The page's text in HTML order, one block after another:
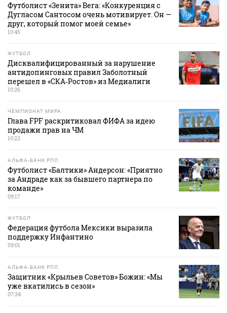
Футболист «Зенита» Вега: «Конкуренция с
Дугласом Сантосом очень мотивирует. Он —
друг, который помог моей семье»
10:45
ФУТБОЛ
Дисквалифицированный за нарушение
антидопинговых правил Заболотный
перешел в «СКА‑Ростов» из Медиалиги
10:26
ЧЕМПИОНАТ МИРА
Глава FPF раскритиковал ФИФА за идею
продажи прав на ЧМ
10:22
АЛЬФА-БАНК РПЛ
Футболист «Балтики» Андерсон: «Приятно
за Андраде как за бывшего партнера по
команде»
09:17
ФУТБОЛ
Федерация футбола Мексики выразила
поддержку Инфантино
09:01
АЛЬФА-БАНК РПЛ
Защитник «Крыльев Советов» Божин: «Мы
уже вкатились в сезон»
07:34